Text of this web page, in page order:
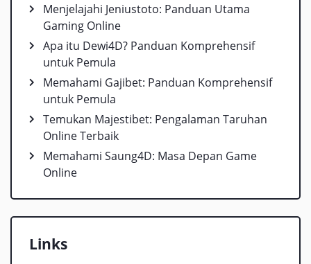
Menjelajahi Jeniustoto: Panduan Utama
Gaming Online
Apa itu Dewi4D? Panduan Komprehensif
untuk Pemula
Memahami Gajibet: Panduan Komprehensif
untuk Pemula
Temukan Majestibet: Pengalaman Taruhan
Online Terbaik
Memahami Saung4D: Masa Depan Game
Online
Links